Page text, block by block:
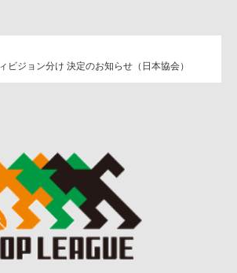
ビジョン分け 決定のお知らせ（日本協会）